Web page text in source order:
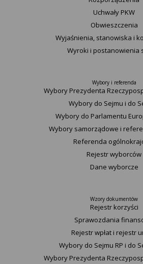
Uchwały PKW
Obwieszczenia
Wyjaśnienia, stanowiska i
Wyroki i postanowienia
Wybory i referenda
Wybory Prezydenta
Wybory do Sejmu i do
Wybory do Parlamentu
Wybory samorządowe i
Referenda
Rejestr wyborców
Dane wyborcze
Wzory dokumentów
Rejestr korzyści
Sprawozdania
Rejestr wpłat i rejestr
Wybory do Sejmu RP i do
Wybory Prezydenta